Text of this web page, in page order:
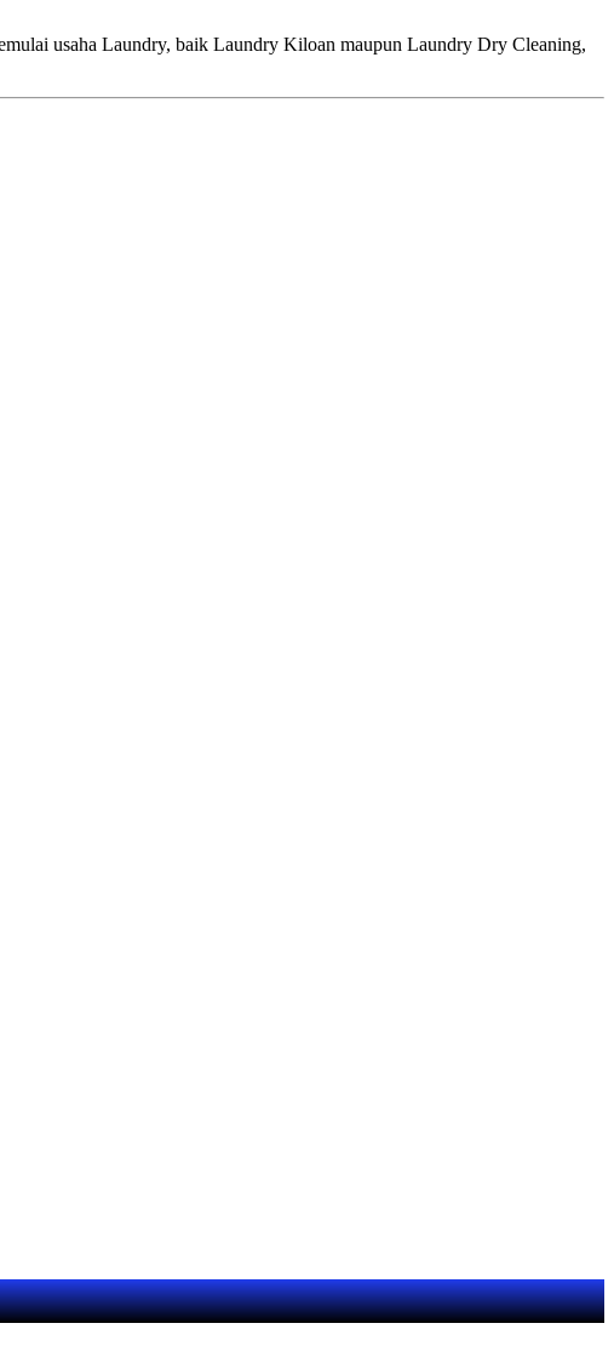
usaha Laundry, baik Laundry Kiloan maupun Laundry Dry Cleaning,